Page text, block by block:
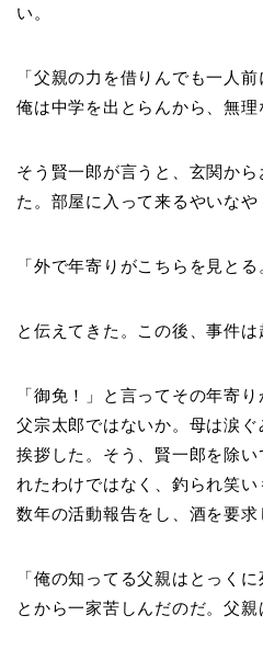
い。
「父親の力を借りんでも一人
俺は中学を出とらんから、無理
そう賢一郎が言うと、玄関か
た。部屋に入って来るやいなや
「外で年寄りがこちらを見とる
と伝えてきた。この後、事件は
「御免！」と言ってその年寄
父宗太郎ではないか。母は涙
挨拶した。そう、賢一郎を除
れたわけではなく、釣られ笑
数年の活動報告をし、酒を要求
「俺の知ってる父親はとっく
とから一家苦しんだのだ。父親